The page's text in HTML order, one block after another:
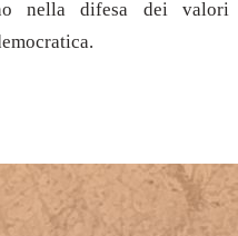
nella difesa dei valori